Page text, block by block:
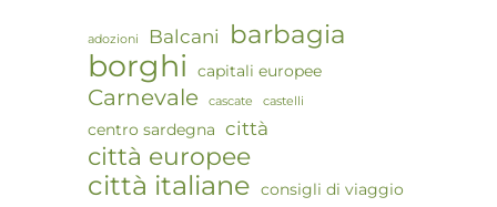
adozioni Balcani barbagia
borghi capitali europee
Carnevale cascate castelli
centro sardegna città
città europee
città italiane consigli di viaggio